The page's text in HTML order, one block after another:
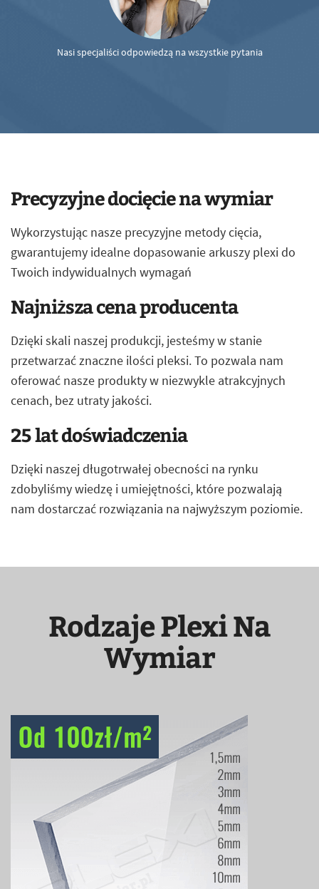
Nasi specjaliści odpowiedzą na wszystkie pytania
Precyzyjne docięcie na wymiar
Wykorzystując nasze precyzyjne metody cięcia,
gwarantujemy idealne dopasowanie arkuszy plexi do
Twoich indywidualnych wymagań
Najniższa cena producenta
Dzięki skali naszej produkcji, jesteśmy w stanie
przetwarzać znaczne ilości pleksi. To pozwala nam
oferować nasze produkty w niezwykle atrakcyjnych
cenach, bez utraty jakości.
25 lat doświadczenia
Dzięki naszej długotrwałej obecności na rynku
zdobyliśmy wiedzę i umiejętności, które pozwalają
nam dostarczać rozwiązania na najwyższym poziomie.
Rodzaje Plexi Na
Wymiar